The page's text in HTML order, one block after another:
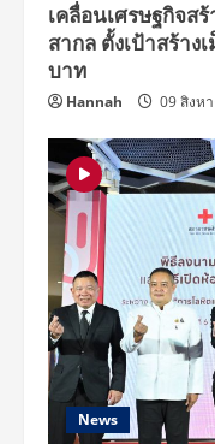
13
พ.ค.นี้
เคลื่อนเศรษฐกิจส
สากล ตั้งเป้าสร้าง
บาท
Hannah 09 สิงห
News